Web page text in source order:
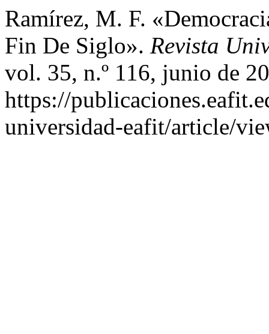
Ramírez, M. F.
Fin De Siglo». Revista
vol. 35, n.º 116, junio de
https://
universidad-eafit/article/